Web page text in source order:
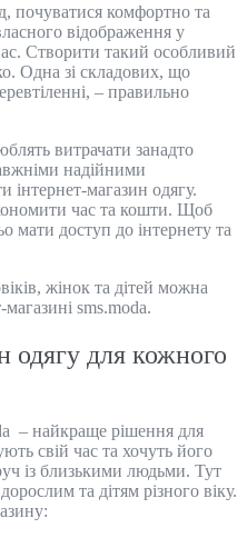
почуватися комфортно та
відображення у
Створити такий особливий
Одна зі складових, що
– правильно
витрачати занадто
надійними
магазин одягу.
час та кошти. Щоб
мати доступ до інтернету та
жінок та дітей можна
sms.moda.
одягу для кожного
– найкраще рішення для
свій час та хочуть його
із близькими людьми. Тут
та дітям різного віку.